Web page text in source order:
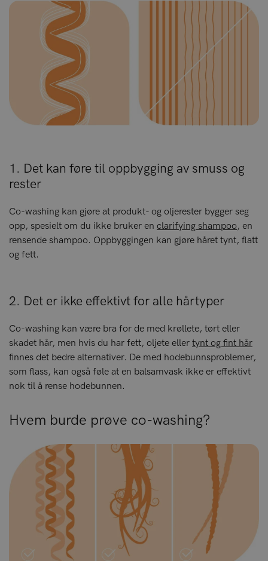
1. Det kan føre til oppbygging av smuss og
rester
Co-washing kan gjøre at produkt- og oljerester bygger seg
opp, spesielt om du ikke bruker en clarifying shampoo, en
rensende shampoo. Oppbyggingen kan gjøre håret tynt, flatt
og fett.
2. Det er ikke effektivt for alle hårtyper
Co-washing kan være bra for de med krøllete, tørt eller
skadet hår, men hvis du har fett, oljete eller tynt og fint hår
finnes det bedre alternativer. De med hodebunnsproblemer,
som flass, kan også føle at en balsamvask ikke er effektivt
nok til å rense hodebunnen.
Hvem burde prøve co-washing?